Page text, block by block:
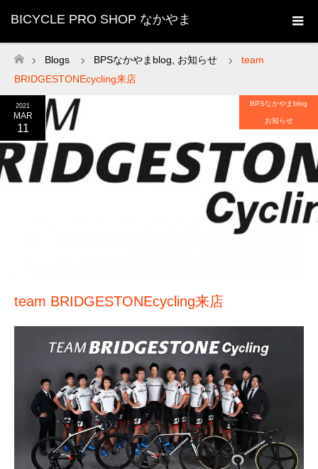
BICYCLE PRO SHOP なかやま
ホーム
Blogs BPSなかやまblog お知らせ
team
BRIDGESTONEcycling来店
2021
MAR
11
BPSなかやまblog
お知らせ
team BRIDGESTONEcycling来店